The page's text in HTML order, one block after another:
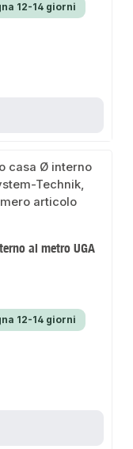
12-14 giorni
al metro UGA
12-14 giorni